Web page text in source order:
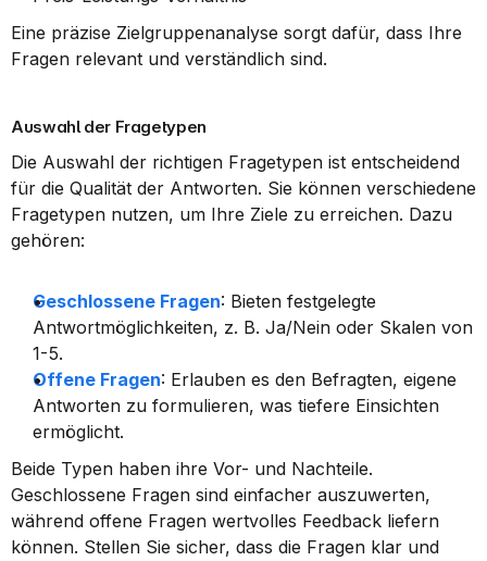
Eine präzise Zielgruppenanalyse sorgt dafür, dass Ihre
Fragen relevant und verständlich sind.
Auswahl der Fragetypen
Die Auswahl der richtigen Fragetypen ist entscheidend
für die Qualität der Antworten. Sie können verschiedene
Fragetypen nutzen, um Ihre Ziele zu erreichen. Dazu
gehören:
Geschlossene Fragen: Bieten festgelegte
Antwortmöglichkeiten, z. B. Ja/Nein oder Skalen von
1-5.
Offene Fragen: Erlauben es den Befragten, eigene
Antworten zu formulieren, was tiefere Einsichten
ermöglicht.
Beide Typen haben ihre Vor- und Nachteile.
Geschlossene Fragen sind einfacher auszuwerten,
während offene Fragen wertvolles Feedback liefern
können. Stellen Sie sicher, dass die Fragen klar und